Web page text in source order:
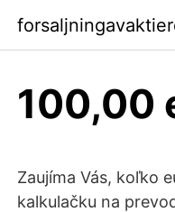
100,00
Zaujíma Vás, koľko
kalkulačku na